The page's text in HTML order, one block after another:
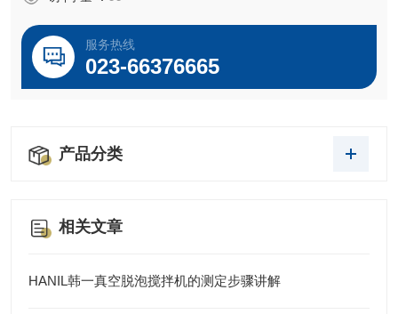
服务热线
023-66376665
产品分类
相关文章
HANIL韩一真空脱泡搅拌机的测定步骤讲解